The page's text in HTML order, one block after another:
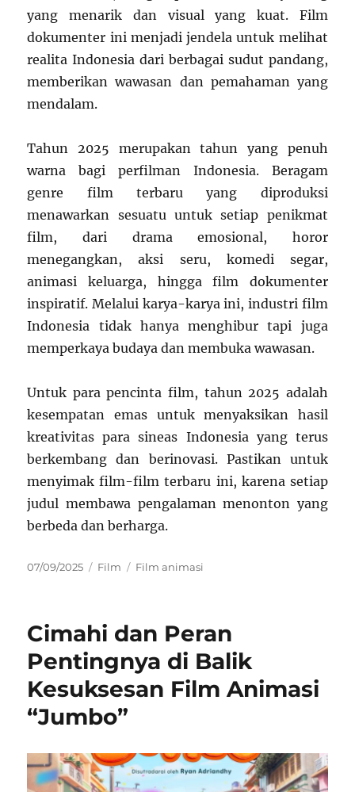
yang menarik dan visual yang kuat. Film
dokumenter ini menjadi jendela untuk melihat
realita Indonesia dari berbagai sudut pandang,
memberikan wawasan dan pemahaman yang
mendalam.
Tahun 2025 merupakan tahun yang penuh
warna bagi perfilman Indonesia. Beragam
genre film terbaru yang diproduksi
menawarkan sesuatu untuk setiap penikmat
film, dari drama emosional, horor
menegangkan, aksi seru, komedi segar,
animasi keluarga, hingga film dokumenter
inspiratif. Melalui karya-karya ini, industri film
Indonesia tidak hanya menghibur tapi juga
memperkaya budaya dan membuka wawasan.
Untuk para pencinta film, tahun 2025 adalah
kesempatan emas untuk menyaksikan hasil
kreativitas para sineas Indonesia yang terus
berkembang dan berinovasi. Pastikan untuk
menyimak film-film terbaru ini, karena setiap
judul membawa pengalaman menonton yang
berbeda dan berharga.
Posted
07/09/2025 Categories
Film Tags
Film animasi
Cimahi dan Peran
Pentingnya di Balik
Kesuksesan Film Animasi
“Jumbo”